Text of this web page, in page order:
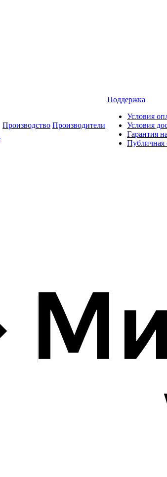
Производство Производители
Поддержка
Условия
Условия
Гарантия
Публичная